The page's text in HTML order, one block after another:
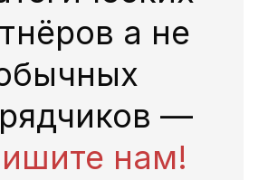
а не
—
нам!